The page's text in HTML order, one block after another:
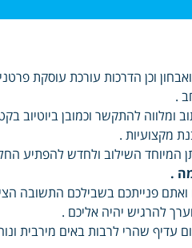
וכן הדרכות עורכת עוסקת
.
ומלווה להתקשר וכמובן ביוטיוב
מקצועיות .
המיוחד השילוב ולחדש להפתיע
.
ואתם פנייתכם בשבילכם התשובה
להרגיש יהיה אליכם .
עדיף שהרי לרבות באים מירבית